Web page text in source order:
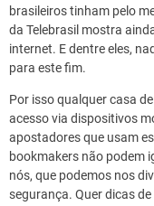
brasileiros tinham pelo
da Telebrasil mostra
internet. E dentre eles,
para este fim.
Por isso qualquer casa
acesso via dispositivos
apostadores que usam
bookmakers não podem
nós, que podemos nos
segurança. Quer dicas